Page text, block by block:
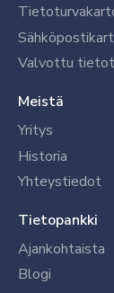
Valvottu
Meistä
Yritys
Historia
Yhteystiedot
Tietopankki
Ajankohtaista
Blogi